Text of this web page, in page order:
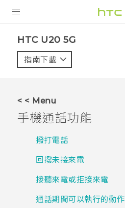
VIVE
應用程式
支援服務
‎HTC U20 5G‎
指南下載
< < Menu
手機通話功能
撥打電話
回撥未接來電
接聽來電或拒接來電
通話期間可以執行的動作